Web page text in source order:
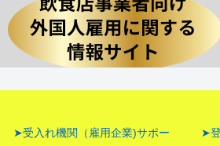
➤受入れ機関（雇用企業)サポー
➤